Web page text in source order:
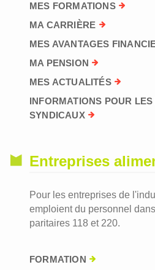
MES FORMATIONS
MA CARRIÈRE
MES AVANTAGES
MA PENSION
MES ACTUALITÉS
INFORMATIONS POUR
SYNDICAUX
Entreprises
Pour les entreprises de
emploient du personnel
paritaires 118 et 220.
FORMATION